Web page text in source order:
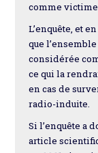
comme
L’enquête, et
que
considérée
ce qui la
en cas de
radio-induite.
Si l’enquête a
article